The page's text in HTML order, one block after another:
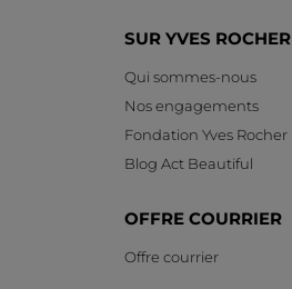
SUR YVES ROCHER
Qui sommes-nous
Nos engagements
Fondation Yves Rocher
Blog Act Beautiful
OFFRE COURRIER
Offre courrier